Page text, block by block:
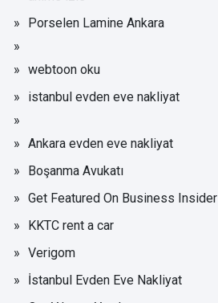
Porselen Lamine Ankara
webtoon oku
istanbul evden eve nakliyat
Ankara evden eve nakliyat
Boşanma Avukatı
Get Featured On Business Insider
KKTC rent a car
Verigom
İstanbul Evden Eve Nakliyat